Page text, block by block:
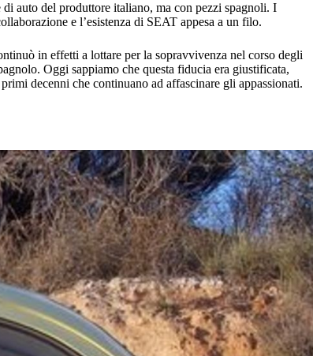
di auto del produttore italiano, ma con pezzi spagnoli. I
e l’esistenza di SEAT appesa a un filo.
in effetti a lottare per la sopravvivenza nel corso degli
Oggi sappiamo che questa fiducia era giustificata,
decenni che continuano ad affascinare gli appassionati.